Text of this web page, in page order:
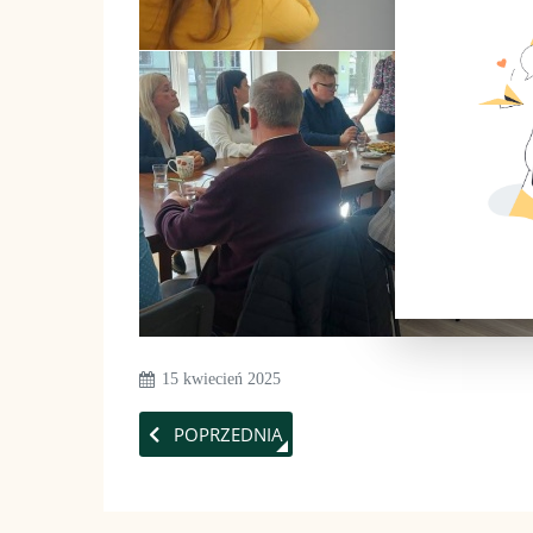
15 kwiecień 2025
POPRZEDNIA STRONA: SZKOLENIE Z
POPRZEDNIA